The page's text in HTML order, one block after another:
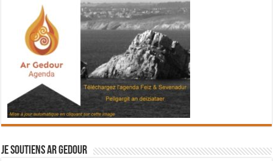
Je soutiens Ar Gedour